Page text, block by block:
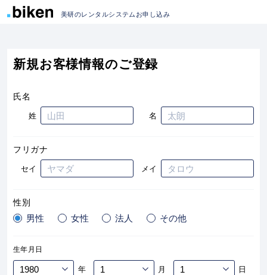
美研のレンタルシステムお申し込み
新規お客様情報のご登録
氏名
姓 名
フリガナ
セイ メイ
性別
男性 女性 法人 その他
生年月日
年 月 日